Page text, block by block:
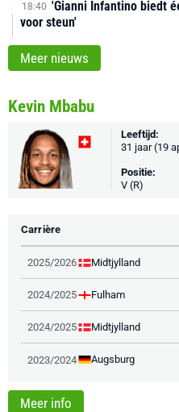
18:40 'Gianni Infantino biedt
voor steun'
Meer nieuws
Kevin Mbabu
Leeftijd:
31 jaar (19
Positie:
V (R)
Carrière
2025/2026 Midtjylland
2024/2025 Fulham
2024/2025 Midtjylland
2023/2024 Augsburg
Meer info